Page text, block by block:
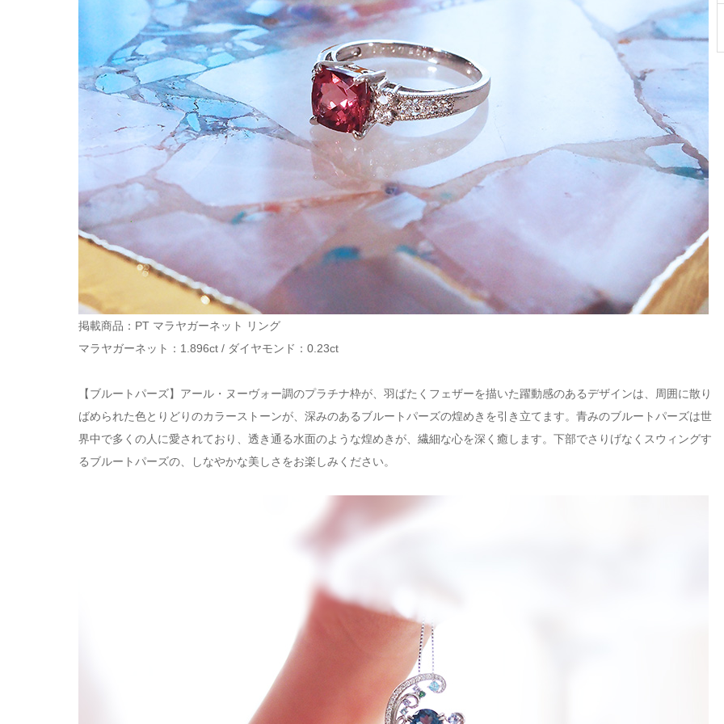
掲載商品：PT マラヤガーネット リング
マラヤガーネット：1.896ct / ダイヤモンド：0.23ct
【ブルートパーズ】アール・ヌーヴォー調のプラチナ枠が、羽ばたくフェザーを描いた躍動感のあるデザインは、周囲に散り
ばめられた色とりどりのカラーストーンが、深みのあるブルートパーズの煌めきを引き立てます。青みのブルートパーズは世
界中で多くの人に愛されており、透き通る水面のような煌めきが、繊細な心を深く癒します。下部でさりげなくスウィングす
るブルートパーズの、しなやかな美しさをお楽しみください。